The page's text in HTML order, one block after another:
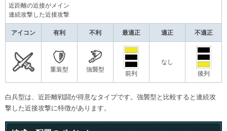
近距離の近接がメイン
連続攻撃した近接攻撃
アイコン 有利 不利 最適正 適正 不適正
重装型 強襲型
前列
なし
後列
白兵型は、近距離戦闘が得意なタイプです。強襲型と比較すると連続攻
撃した近接攻撃に特徴があります。